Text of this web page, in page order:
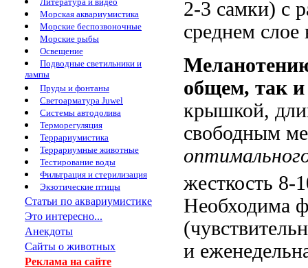
Морская аквариумистика
Морские беспозвоночные
Морские рыбы
Освещение
Подводные светильники и
лампы
Пруды и фонтаны
Светоарматура Juwel
Системы автодолива
Терморегуляция
Террариумистика
Террариумные животные
Тестирование воды
Фильтрация и стерилизация
Экзотические птицы
Статьи по аквариумистике
Это интересно...
Анекдоты
Сайты о животных
Реклама на сайте
2-3 самки) с
среднем слое
общем, так
крышкой,
свободным
жесткость 8-
Необходима
и